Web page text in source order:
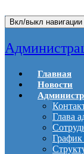
Вкл/выкл навигации
Главная
Новости
Глава
График